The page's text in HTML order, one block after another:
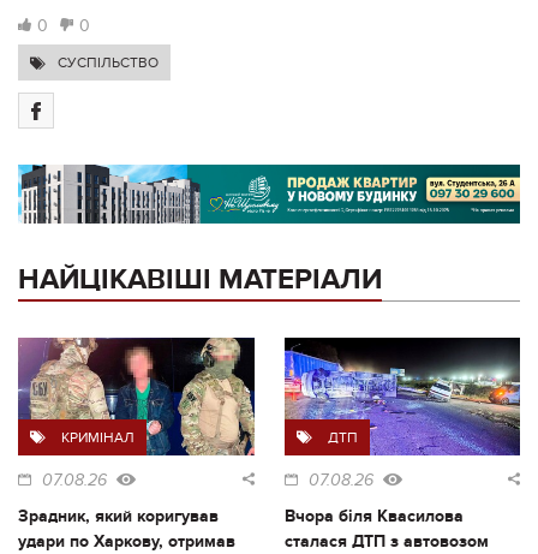
0 0
СУСПІЛЬСТВО
НАЙЦІКАВІШІ МАТЕРІАЛИ
КРИМІНАЛ
07.08.26
Зрадник, який коригував
удари по Харкову, отримав
ДТП
07.08.26
Вчора біля Квасилова
сталася ДТП з автовозом